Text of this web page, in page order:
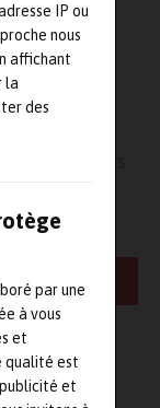
IP ou
nous
affichant
la
des
par une
à vous
et
qualité est
et
novembre
le
qui
», le
et
recherche
Météo-
de proposer
à court-terme
leur